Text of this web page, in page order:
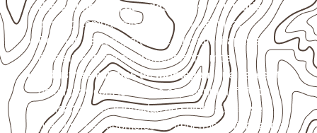
Revestimentos, paredes, pisos e divisórias,
quando compatíveis com a ficha técnica.
Projetos de transporte que utilizam chapas em
revestimentos e componentes internos.
Indústrias e linhas de montagem que necessitam
de chapas com formato e espessura definidos.
Aplicações relacionadas ao setor náutico, sem
presumir uso submerso ou impermeabilidade total.